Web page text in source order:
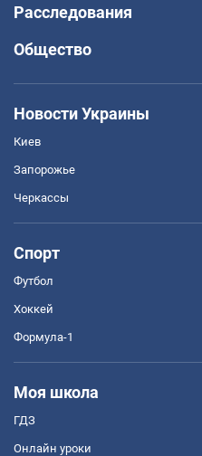
Расследования
Общество
Новости Украины
Киев
Запорожье
Черкассы
Спорт
Футбол
Хоккей
Формула-1
Моя школа
ГДЗ
Онлайн уроки